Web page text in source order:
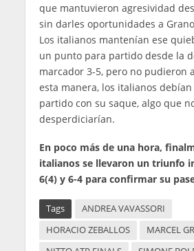
que mantuvieron agresividad
sin darles oportunidades a
Los italianos mantenían ese
un punto para partido desde la
marcador 3-5, pero no pudieron
esta manera, los italianos
partido con su saque, algo que
desperdiciarían.
En poco más de una hora,
italianos se llevaron un triunfo
6(4) y 6-4 para confirmar su
Tags
ANDREA VAVASSORI
HORACIO ZEBALLOS
MARCEL